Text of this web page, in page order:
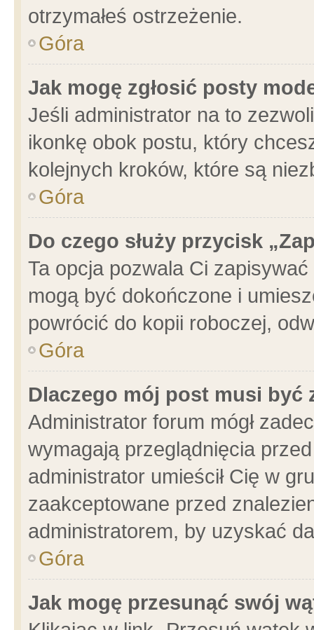
otrzymałeś ostrzeżenie.
Góra
Jak mogę zgłosić posty
Jeśli administrator na to
ikonkę obok postu, który
kolejnych kroków, które są
Góra
Do czego służy przycisk
Ta opcja pozwala Ci
mogą być dokończone i
powrócić do kopii roboczej,
Góra
Dlaczego mój post musi być
Administrator forum mógł
wymagają przeglądnięcia
administrator umieścił Cię w
zaakceptowane przed
administratorem, by uzyskać
Góra
Jak mogę przesunąć swój